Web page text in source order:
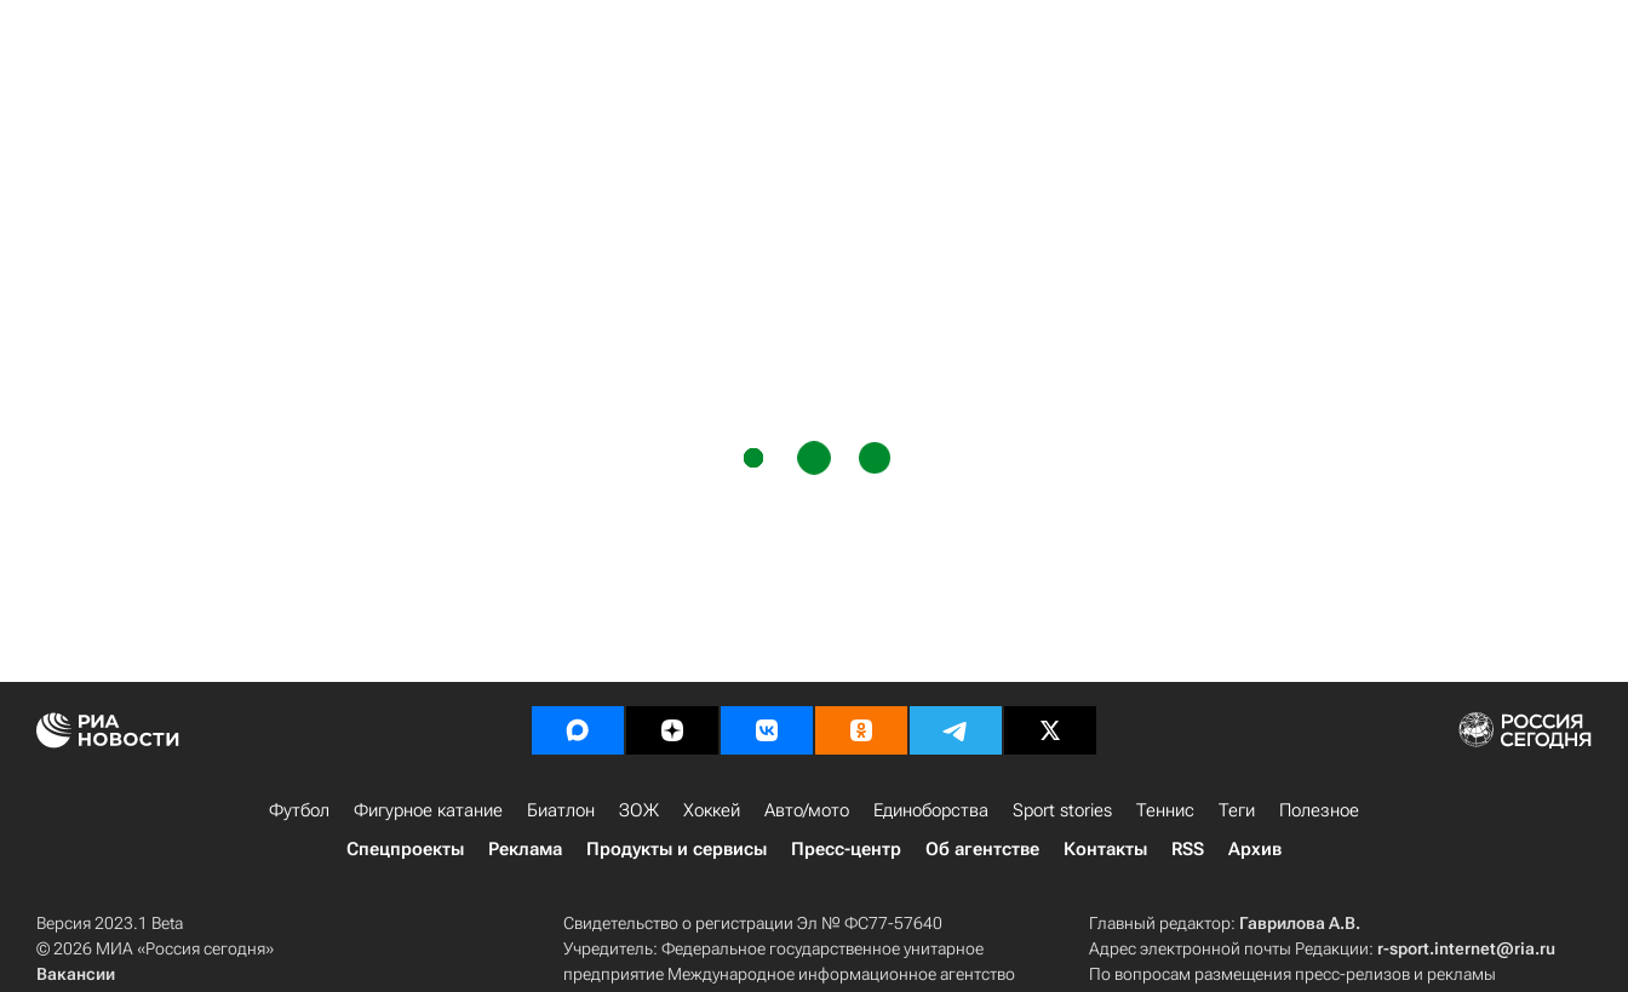
Футбол Фигурное катание Биатлон ЗОЖ Хоккей Авто/мото Единоборства Sport stories Теннис Теги
Полезное
Спецпроекты
Реклама Продукты и сервисы Пресс-центр Об агентстве Контакты RSS Архив
Версия 2023.1 Beta
© 2026 МИА «Россия сегодня»
Вакансии
Свидетельство о регистрации Эл № ФС77-57640
Учредитель: Федеральное государственное унитарное
предприятие Международное информационное агентство
Главный редактор: Гаврилова А.В.
Адрес электронной почты Редакции: r-sport.internet@ria.ru
По вопросам размещения пресс-релизов и рекламы